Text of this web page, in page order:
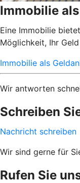
Immobilie
Eine Immobilie
Möglichkeit, Ihr
Immobilie als
Wir antworten
Schreiben
Nachricht schreiben
Wir sind gerne für
Rufen Sie